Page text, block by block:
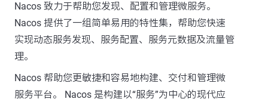
Nacos 致力于帮助您发现、配置和管理微服务。
Nacos 提供了一组简单易用的特性集，帮助您快速
实现动态服务发现、服务配置、服务元数据及流量管
理。
Nacos 帮助您更敏捷和容易地构建、交付和管理微
服务平台。 Nacos 是构建以“服务”为中心的现代应